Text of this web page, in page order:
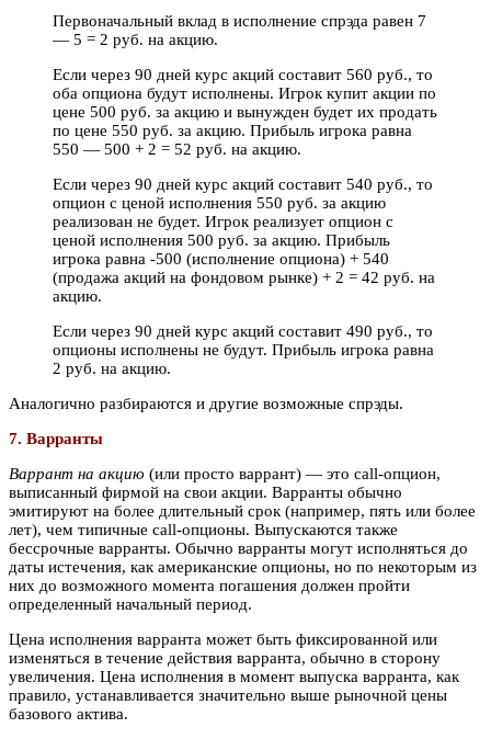
Первоначальный вклад в исполнение спрэда равен 7
— 5 = 2 руб. на акцию.
Если через 90 дней курс акций составит 560 руб., то
оба опциона будут исполнены. Игрок купит акции по
цене 500 руб. за акцию и вынужден будет их продать
по цене 550 руб. за акцию. Прибыль игрока равна
550 — 500 + 2 = 52 руб. на акцию.
Если через 90 дней курс акций составит 540 руб., то
опцион с ценой исполнения 550 руб. за акцию
реализован не будет. Игрок реализует опцион с
ценой исполнения 500 руб. за акцию. Прибыль
игрока равна -500 (исполнение опциона) + 540
(продажа акций на фондовом рынке) + 2 = 42 руб. на
акцию.
Если через 90 дней курс акций составит 490 руб., то
опционы исполнены не будут. Прибыль игрока равна
2 руб. на акцию.
Аналогично разбираются и другие возможные спрэды.
7. Варранты
Варрант на акцию (или просто варрант) — это call-опцион,
выписанный фирмой на свои акции. Варранты обычно
эмитируют на более длительный срок (например, пять или более
лет), чем типичные call-опционы. Выпускаются также
бессрочные варранты. Обычно варранты могут исполняться до
даты истечения, как американские опционы, но по некоторым из
них до возможного момента погашения должен пройти
определенный начальный период.
Цена исполнения варранта может быть фиксированной или
изменяться в течение действия варранта, обычно в сторону
увеличения. Цена исполнения в момент выпуска варранта, как
правило, устанавливается значительно выше рыночной цены
базового актива.